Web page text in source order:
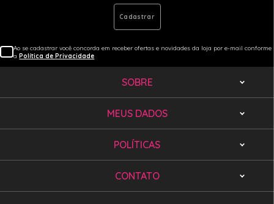
Cadastrar
Ao se cadastrar você concorda em receber ofertas e novidades da loja por e-mail conforme
aPolítica de Privacidade
SOBRE
MEUS DADOS
POLÍTICAS
CONTATO